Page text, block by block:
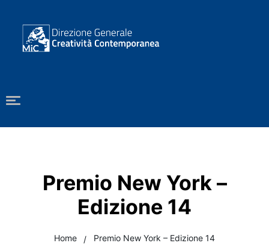
Premio New York –
Edizione 14
Home Premio New York – Edizione 14